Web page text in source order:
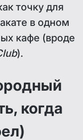
точку для
в одном
кафе (вроде
).
когда